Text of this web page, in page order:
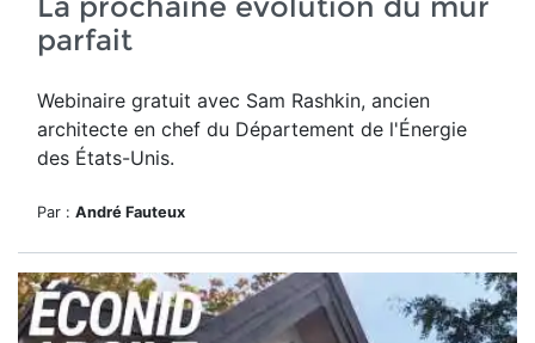
parfait
Webinaire gratuit avec Sam Rashkin, ancien
architecte en chef du Département de l'Énergie
des États-Unis.
Par : André Fauteux